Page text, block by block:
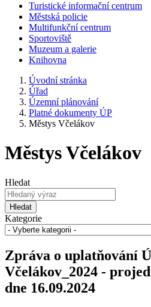
Turistické informační centrum
Městská policie
Multifunkční centrum
Sportoviště
Muzeum a galerie
Knihovna
Úvodní stránka
Úřad
Územní plánování
Platné dokumenty ÚP
Městys Včelákov
Městys Včelákov
Hledat
Hledat
Kategorie
Zpráva o uplatňování
Včelákov_2024 -
dne 16.09.2024